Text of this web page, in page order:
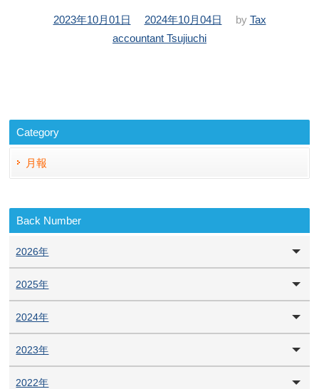
投
2023年10月01日
更
新
2024年10月04日 by Tax
accountant Tsujiuchi
Category
月報
Back Number
2026年
2025年
2024年
2023年
2022年